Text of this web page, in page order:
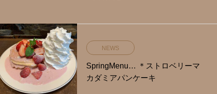
NEWS
SpringMenu… ＊ストロベリーマ
カダミアパンケーキ